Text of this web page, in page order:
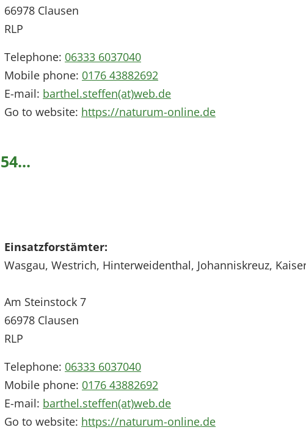
66978 Clausen
RLP
Telephone: 06333 6037040
Mobile phone: 0176 43882692
E-mail: barthel.steffen(at)web.de
Go to website: https://naturum-online.de
Einsatzforstämter:
Wasgau, Westrich, Hinterweidenthal, Johanniskreuz,
Am Steinstock 7
66978 Clausen
RLP
Telephone: 06333 6037040
Mobile phone: 0176 43882692
E-mail: barthel.steffen(at)web.de
Go to website: https://naturum-online.de